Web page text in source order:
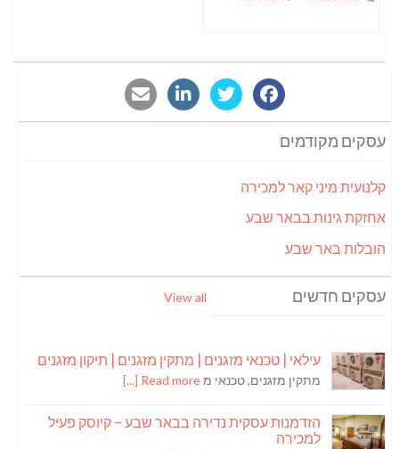
עסקים מקודמים
קלנועית מיני קאר למכירה
אחזקת גינות בבאר שבע
הובלות באר שבע
עסקים חדשים View all
עילאי | טכנאי מזגנים | מתקין מזגנים | תיקון מזגנים
מתקין מזגנים, טכנאי מRead more [...]
הזדמנות עסקית נדירה בבאר שבע – קיוסק פעיל
למכירה